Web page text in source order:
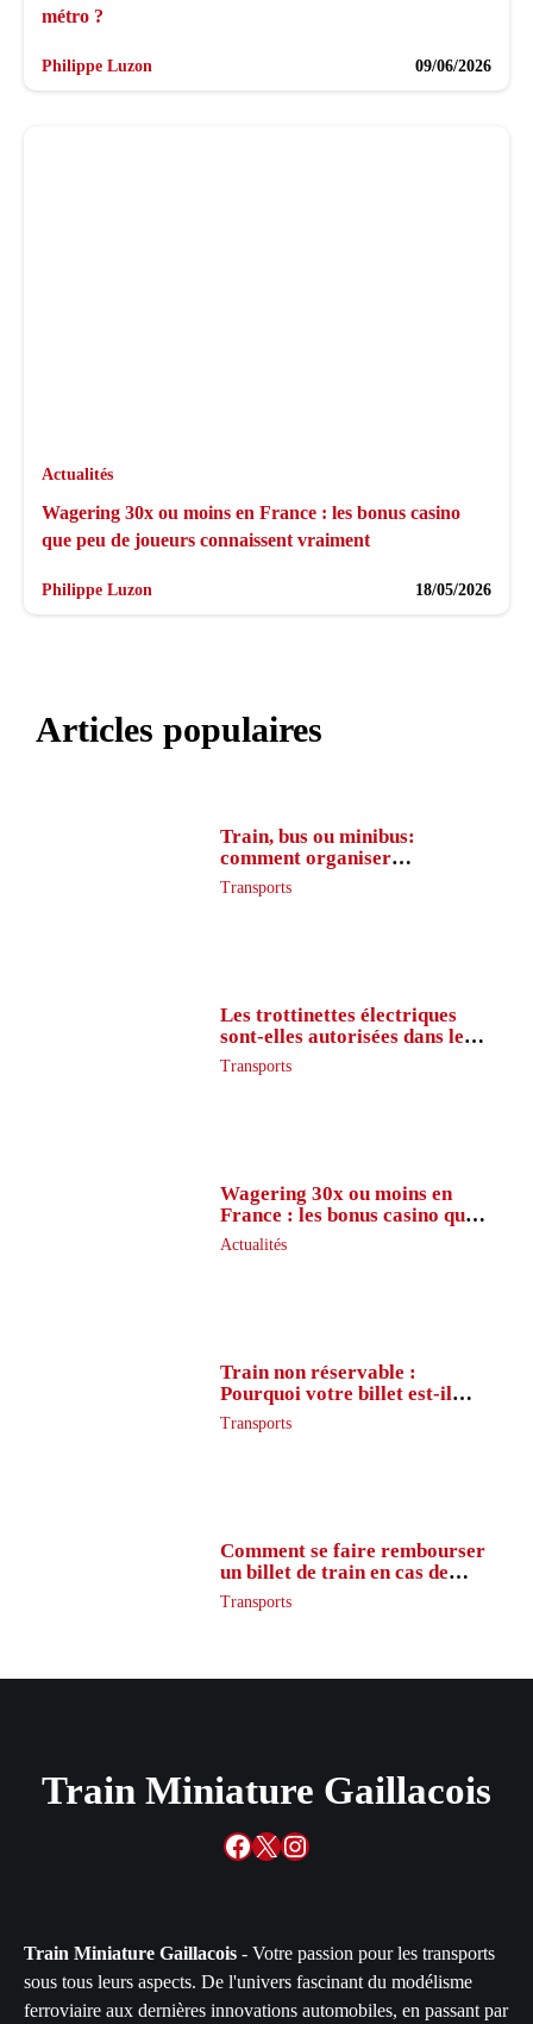
métro ?
Philippe Luzon 09/06/2026
Actualités
Wagering 30x ou moins en France : les bonus casino
que peu de joueurs connaissent vraiment
Philippe Luzon 18/05/2026
Articles populaires
Train, bus ou minibus:
comment organiser
l’itinéraire en France
Transports
Les trottinettes électriques
sont-elles autorisées dans le
métro ?
Transports
Wagering 30x ou moins en
France : les bonus casino que
peu de joueurs connaissent
vraiment
Actualités
Train non réservable :
Pourquoi votre billet est-il
inaccessible ?
Transports
Comment se faire rembourser
un billet de train en cas de
retard ?
Transports
Train Miniature Gaillacois
Facebook
X Instagram
Train Miniature Gaillacois - Votre passion pour les transports
sous tous leurs aspects. De l'univers fascinant du modélisme
ferroviaire aux dernières innovations automobiles, en passant par